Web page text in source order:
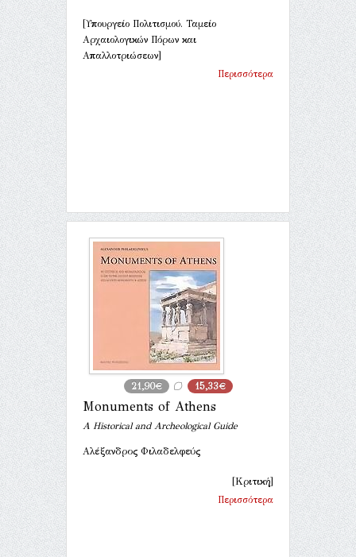
[Υπουργείο Πολιτισμού. Ταμείο
Αρχαιολογικών Πόρων και
Απαλλοτριώσεων]
Περισσότερα
21,90€ 15,33€
Monuments of Athens
A Historical and Archeological Guide
Αλέξανδρος Φιλαδελφεύς
[Κριτική]
Περισσότερα